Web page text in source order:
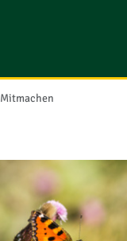
Mitmachen